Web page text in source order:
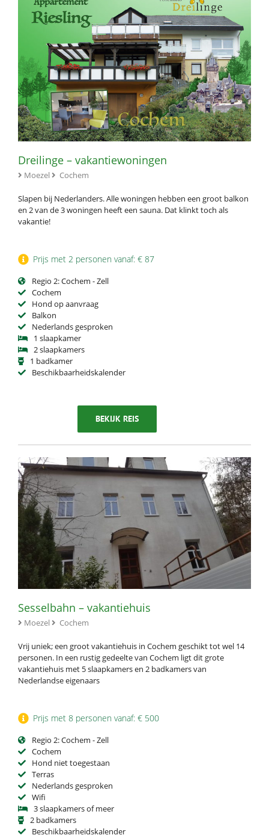
Dreilinge – vakantiewoningen
Moezel Cochem
Slapen bij Nederlanders. Alle woningen hebben een groot balkon
en 2 van de 3 woningen heeft een sauna. Dat klinkt toch als
vakantie!
Prijs met 2 personen vanaf: € 87
Regio 2: Cochem - Zell
Cochem
Hond op aanvraag
Balkon
Nederlands gesproken
1 slaapkamer
2 slaapkamers
1 badkamer
Beschikbaarheidskalender
BEKIJK REIS
Sesselbahn – vakantiehuis
Moezel Cochem
Vrij uniek; een groot vakantiehuis in Cochem geschikt tot wel 14
personen. In een rustig gedeelte van Cochem ligt dit grote
vakantiehuis met 5 slaapkamers en 2 badkamers van
Nederlandse eigenaars
Prijs met 8 personen vanaf: € 500
Regio 2: Cochem - Zell
Cochem
Hond niet toegestaan
Terras
Nederlands gesproken
Wifi
3 slaapkamers of meer
2 badkamers
Beschikbaarheidskalender